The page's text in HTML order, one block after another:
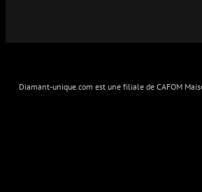
Diamant-unique.com est une filiale de CAFOM